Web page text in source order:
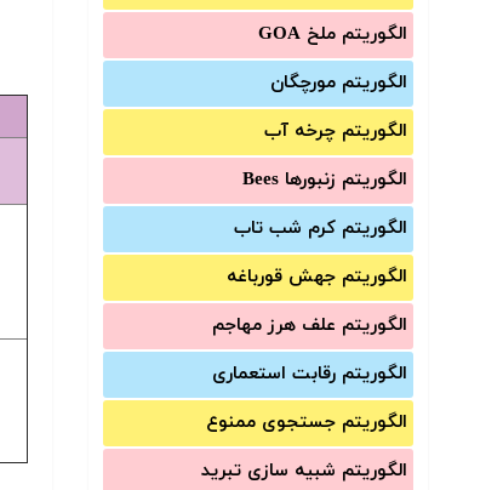
الگوریتم ملخ GOA
الگوریتم مورچگان
الگوریتم چرخه آب
الگوریتم زنبورها Bees
الگوریتم کرم شب تاب
الگوریتم جهش قورباغه
الگوریتم علف هرز مهاجم
الگوریتم رقابت استعماری
الگوریتم جستجوی ممنوع
الگوریتم شبیه سازی تبرید